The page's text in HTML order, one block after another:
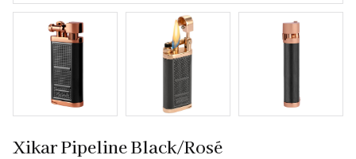
Xikar Pipeline Black/Rosé